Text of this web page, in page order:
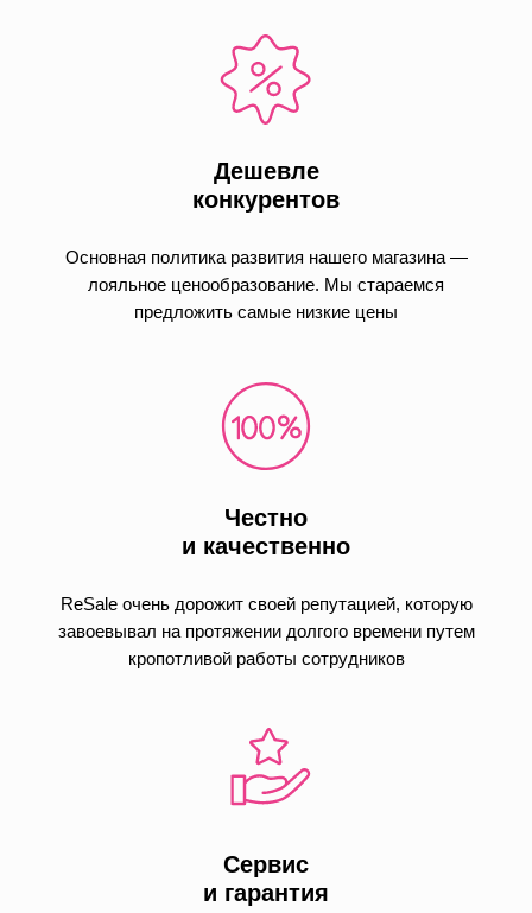
Дешевле
конкурентов
Основная политика развития нашего магазина —
лояльное ценообразование. Мы стараемся
предложить самые низкие цены
Честно
и качественно
ReSale очень дорожит своей репутацией, которую
завоевывал на протяжении долгого времени путем
кропотливой работы сотрудников
Сервис
и гарантия